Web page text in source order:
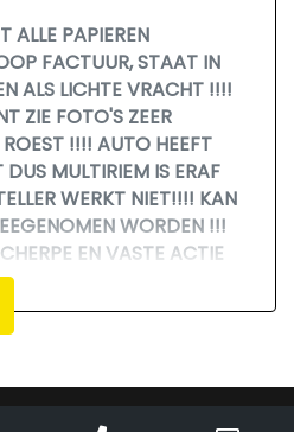
ALLE PAPIEREN
FACTUUR, STAAT IN
ALS LICHTE VRACHT !!!!
ZIE FOTO'S ZEER
!!!! AUTO HEEFT
MULTIRIEM IS ERAF
WERKT NIET!!!! KAN
WORDEN !!!
EN VASTE ACTIE
DUS BELLEN VOOR DE
BIEDEN OP DEZE AUTO
!!! VASTE PRIJS !!! FIXED